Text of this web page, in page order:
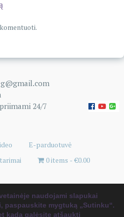
24/7
E-parduotuvė
0 items €0.00
tau!. WordPress sistema&Albumas:
autorius:ceewp.com .
naudojami slapukai
paspauskite mygtuką „Sutinku“.
kada galėsite atšaukti